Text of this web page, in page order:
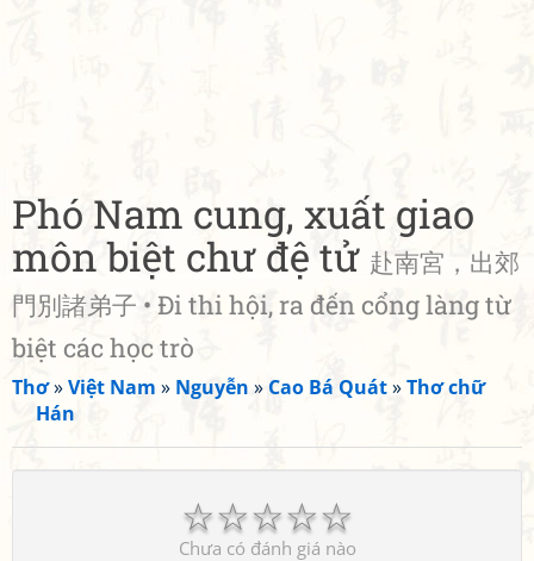
Phó Nam cung, xuất giao
môn biệt chư đệ tử 赴南宮，出郊
門別諸弟子 • Đi thi hội, ra đến cổng làng từ
biệt các học trò
Thơ»Việt Nam » Nguyễn » Cao Bá Quát»Thơ chữ
Hán
☆
☆
☆
☆
☆
Chưa có đánh giá nào